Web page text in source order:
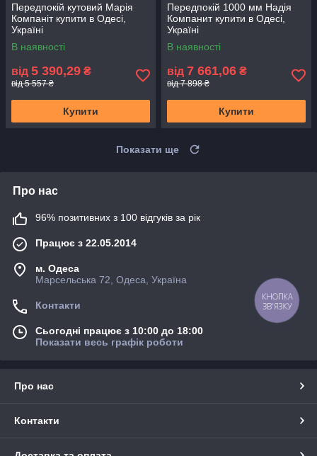
Передпокій кутовий Марія
Компаніт купити в Одесі,
Україні
В наявності
від 5 390,29 ₴
від 5 557 ₴
Купити
Передпокій 1000 мм Надія
Компанит купити в Одесі,
Україні
В наявності
від 7 661,06 ₴
від 7 898 ₴
Купити
Показати ще
Про нас
96% позитивних з 100 відгуків за рік
Працює з 22.05.2014
м. Одеса
Марсельська 72, Одеса, Україна
Контакти
Сьогодні працює з 10:00 до 18:00
Показати весь графік роботи
Про нас
Контакти
КНОПКА
ЗВ'ЯЗКУ